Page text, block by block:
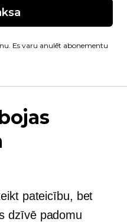
Es varu anulēt abonementu
pateicību, bet
dzīvē padomu